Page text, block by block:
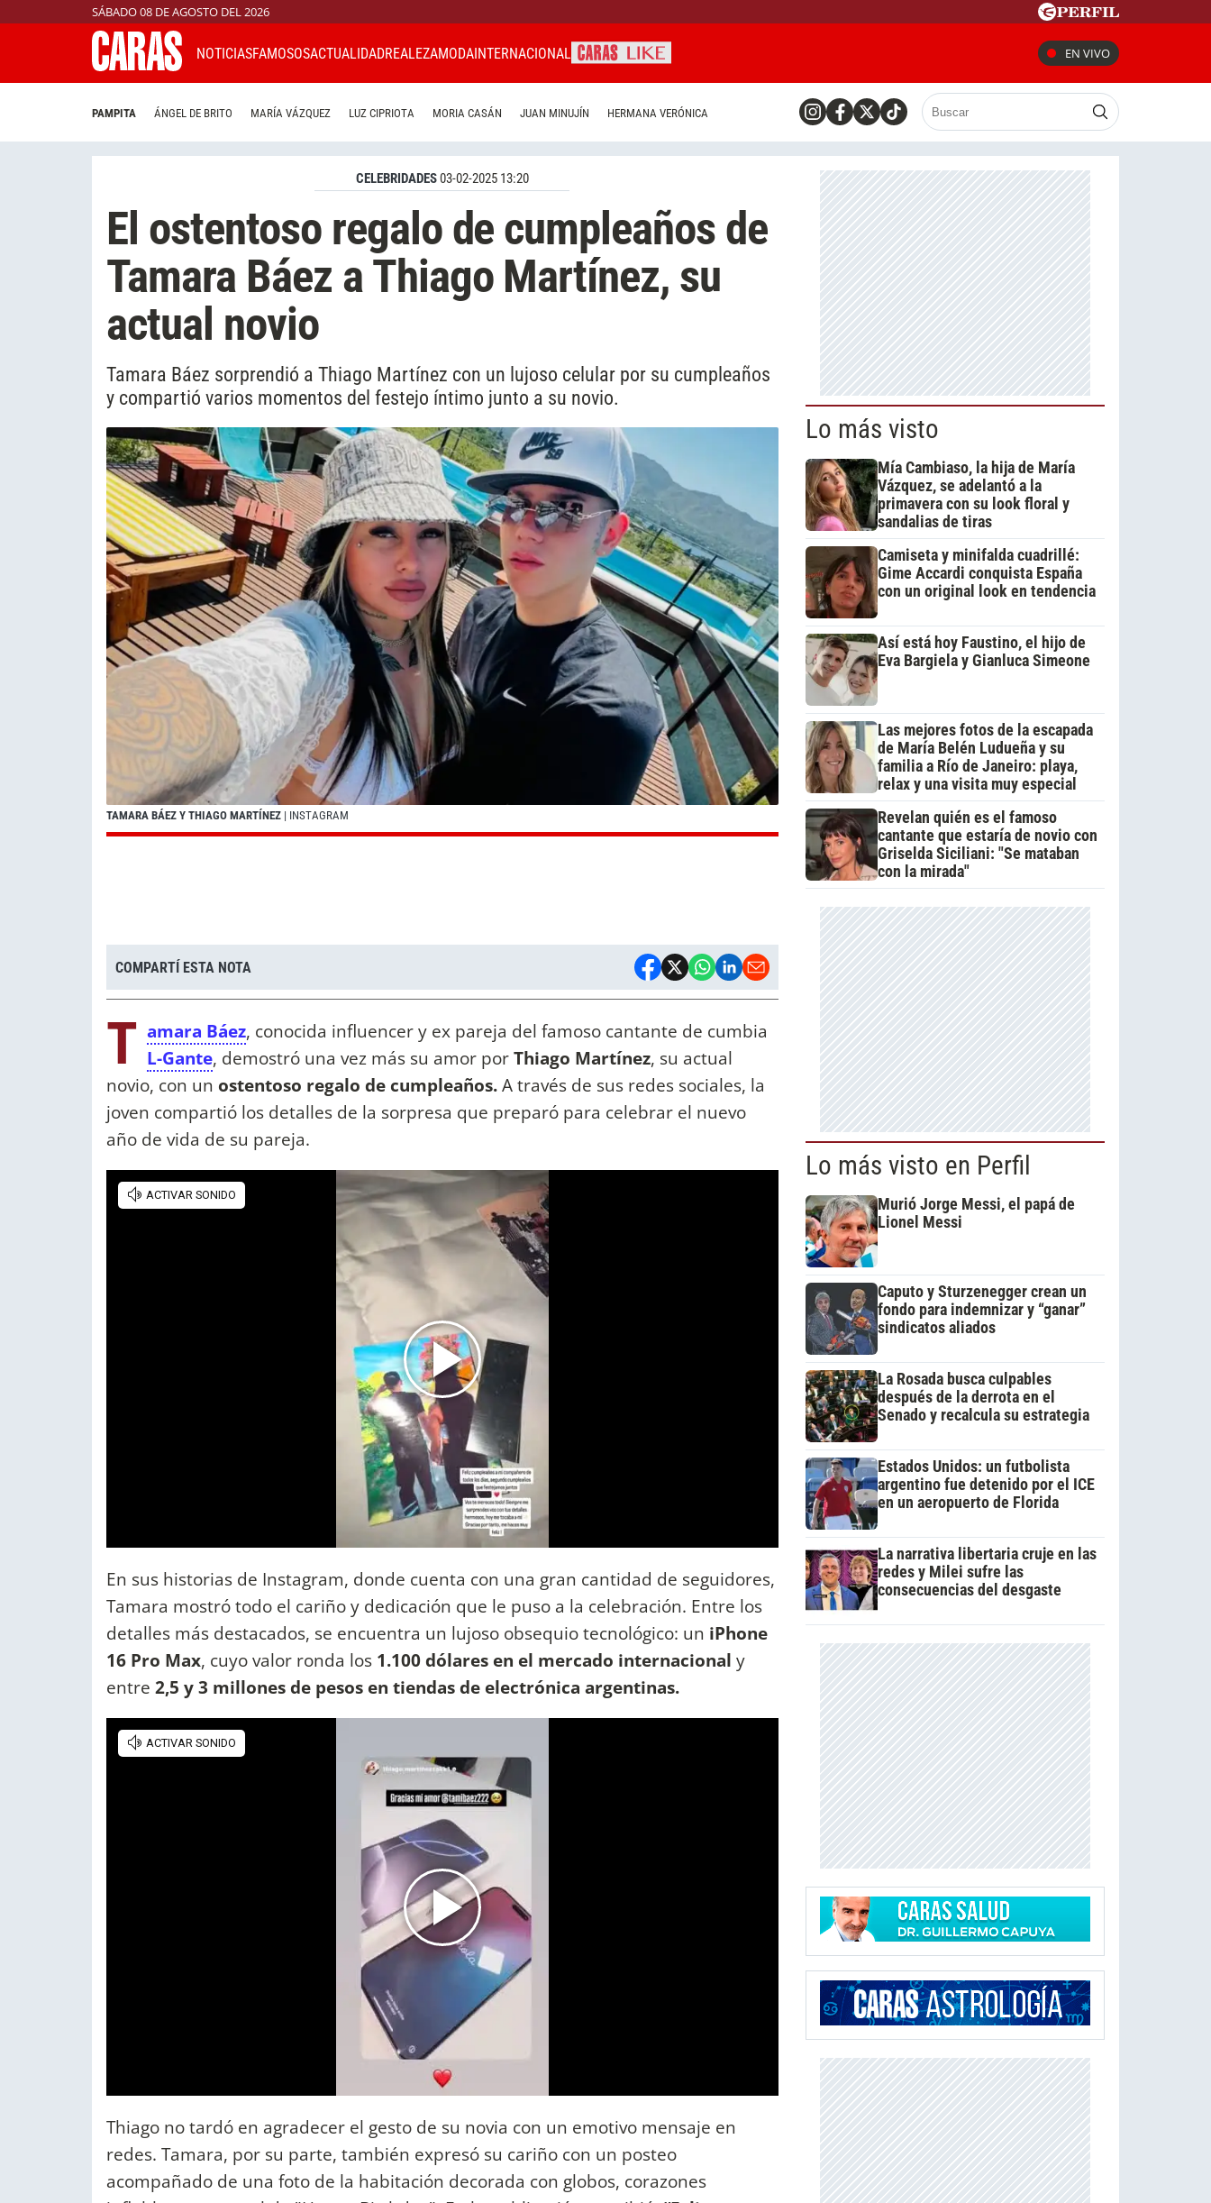
SÁBADO 08 DE AGOSTO DEL 2026
NOTICIASFAMOSOSACTUALIDADREALEZAMODAINTERNACIONAL EN VIVO
PAMPITA ÁNGEL DE BRITO MARÍA VÁZQUEZ LUZ CIPRIOTA MORIA CASÁN JUAN MINUJÍN HERMANA VERÓNICA
CELEBRIDADES03-02-2025 13:20
El ostentoso regalo de cumpleaños de
Tamara Báez a Thiago Martínez, su
actual novio
Tamara Báez sorprendió a Thiago Martínez con un lujoso celular por su cumpleaños
y compartió varios momentos del festejo íntimo junto a su novio.
TAMARA BÁEZ Y THIAGO MARTÍNEZ | INSTAGRAM
COMPARTÍ ESTA NOTA
T amara Báez, conocida influencer y ex pareja del famoso cantante de cumbia
L-Gante, demostró una vez más su amor porThiago Martínez, su actual
novio, con un ostentoso regalo de cumpleaños.A través de sus redes sociales, la
joven compartió los detalles de la sorpresa que preparó para celebrar el nuevo
año de vida de su pareja.
En sus historias de Instagram, donde cuenta con una gran cantidad de seguidores,
Tamara mostró todo el cariño y dedicación que le puso a la celebración. Entre los
detalles más destacados, se encuentra un lujoso obsequio tecnológico: un iPhone
16 Pro Max, cuyo valor ronda los 1.100 dólares en el mercado internacional y
entre 2,5 y 3 millones de pesos en tiendas de electrónica argentinas.
Thiago no tardó en agradecer el gesto de su novia con un emotivo mensaje en
redes. Tamara, por su parte, también expresó su cariño con un posteo
acompañado de una foto de la habitación decorada con globos, corazones
Lo más visto
Mía Cambiaso, la hija de María
Vázquez, se adelantó a la
primavera con su look floral y
sandalias de tiras
Camiseta y minifalda cuadrillé:
Gime Accardi conquista España
con un original look en tendencia
Así está hoy Faustino, el hijo de
Eva Bargiela y Gianluca Simeone
Las mejores fotos de la escapada
de María Belén Ludueña y su
familia a Río de Janeiro: playa,
relax y una visita muy especial
Revelan quién es el famoso
cantante que estaría de novio con
Griselda Siciliani: "Se mataban
con la mirada"
Lo más visto en Perfil
Murió Jorge Messi, el papá de
Lionel Messi
Caputo y Sturzenegger crean un
fondo para indemnizar y “ganar”
sindicatos aliados
La Rosada busca culpables
después de la derrota en el
Senado y recalcula su estrategia
Estados Unidos: un futbolista
argentino fue detenido por el ICE
en un aeropuerto de Florida
La narrativa libertaria cruje en las
redes y Milei sufre las
consecuencias del desgaste